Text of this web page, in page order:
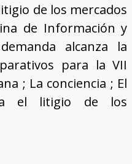
de los mercados
de Información y
alcanza la
para la VII
; La conciencia ; El
el litigio de los